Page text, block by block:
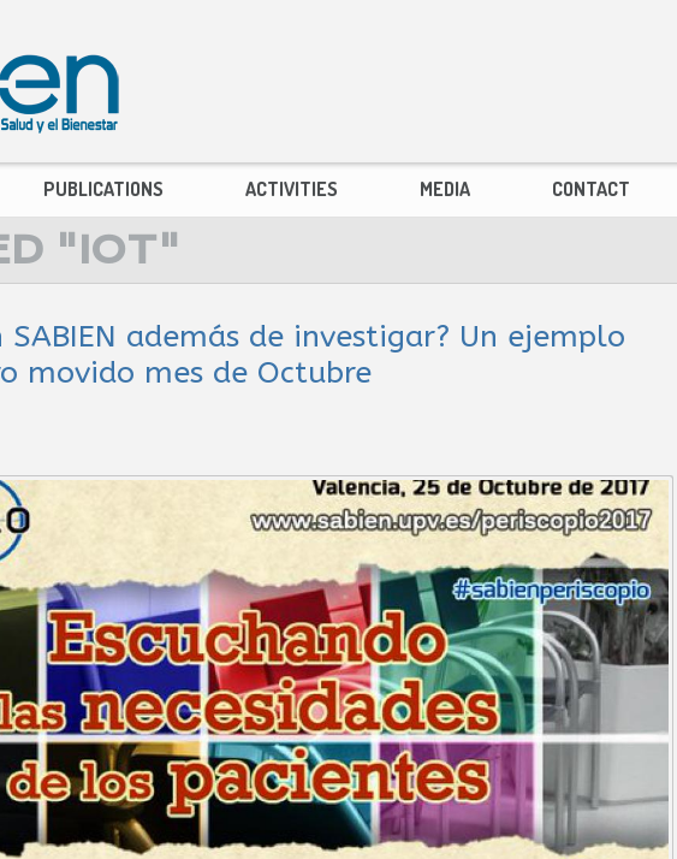
PUBLICATIONS ACTIVITIES MEDIA CONTACT
"IOT"
SABIEN además de investigar? Un ejemplo
movido mes de Octubre